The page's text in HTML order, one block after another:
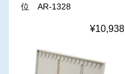
位 AR-1328
¥10,938